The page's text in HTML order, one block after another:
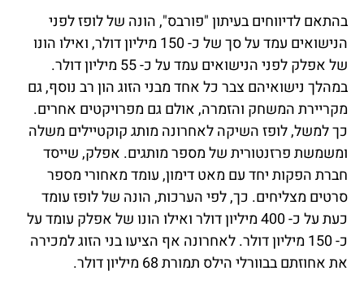
בהתאם לדיווחים בעיתון "פורבס", הונה של לופז לפני
הנישואים עמד על סך של כ- 150 מיליון דולר, ואילו הונו
של אפלק לפני הנישואים עמד על כ- 55 מיליון דולר.
במהלך נישואיהם צבר כל אחד מבני הזוג הון רב נוסף, גם
מקריירת המשחק והזמרה, אולם גם מפרויקטים אחרים.
כך למשל, לופז השיקה לאחרונה מותג קוקטיילים משלה
ומשמשת פרזנטורית של מספר מותגים. אפלק, שייסד
חברת הפקות יחד עם מאט דימון, עומד מאחורי מספר
סרטים מצליחים. כך, לפי הערכות, הונה של לופז עומד
כעת על כ- 400 מיליון דולר ואילו הונו של אפלק עומד על
כ- 150 מיליון דולר. לאחרונה אף הציעו בני הזוג למכירה
את אחוזתם בבוורלי הילס תמורת 68 מיליון דולר.